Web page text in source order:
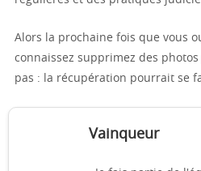
Alors la prochaine fois que vous
connaissez supprimez des
pas : la récupération pourrait se
Vainqueur